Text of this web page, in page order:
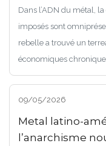
Dans l’ADN du métal,
imposés sont
rebelle a trouvé un
économiques
09/05/2026
Metal latino-
l’anarchisme